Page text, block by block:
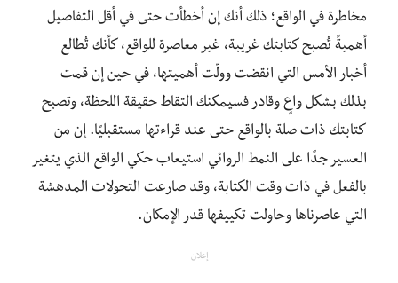
مخاطرة في الواقع؛ ذلك أنك إن أخطأت حتى في أقل التفاصيل
أهميةً تُصبح كتابتك غريبة، غير معاصرة للواقع، كأنك تُطالع
أخبار الأمس التي انقضت وولّت أهميتها، في حين إن قمت
بذلك بشكل واعٍ وقادر فسيمكنك التقاط حقيقة اللحظة، وتصبح
كتابتك ذات صلة بالواقع حتى عند قراءتها مستقبليًا. إن من
العسير جدًا على النمط الروائي استيعاب حكي الواقع الذي يتغير
بالفعل في ذات وقت الكتابة، وقد صارعت التحولات المدهشة
التي عاصرناها وحاولت تكييفها قدر الإمكان.
إعلان